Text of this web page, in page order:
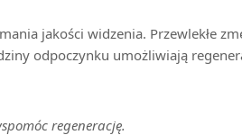
jakości widzenia. Przewlekłe
odpoczynku umożliwiają
regenerację.